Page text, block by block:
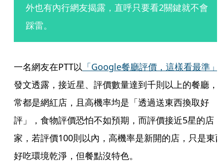
外也有內行網友揭露，直呼只要看2關鍵就不會
踩雷。
一名網友在PTT以 「Google餐廳評價，這樣看最準」
發文透露，接近星、評價數量達到千則以上的餐廳，
常都是網紅店，且高機率均是「透過送東西換取好
評」，食物評價恐怕不如預期，而評價接近5星的店
家，若評價100則以內，高機率是新開的店，只是東
好吃環境乾淨，但餐點沒特色。